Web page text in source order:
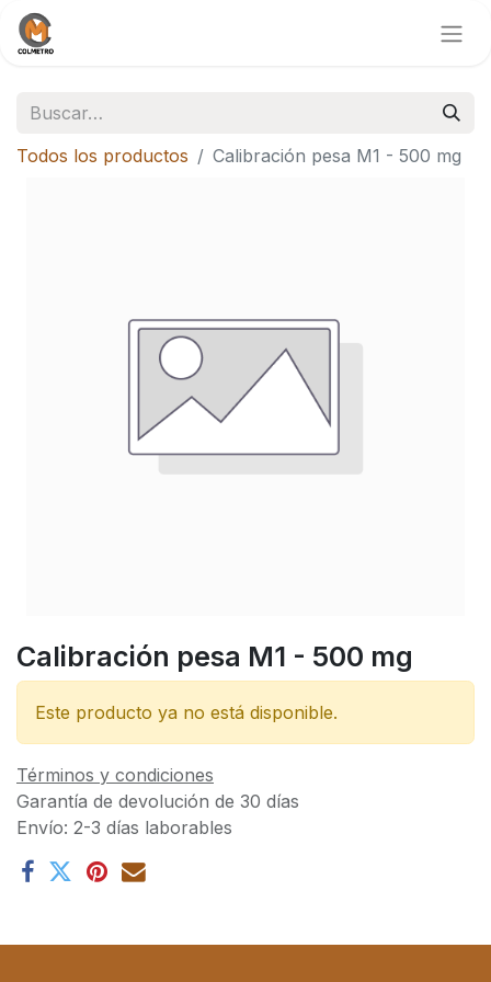
Todos los productos Calibración pesa M1 - 500 mg
Calibración pesa M1 - 500 mg
Este producto ya no está disponible.
Términos y condiciones
Garantía de devolución de 30 días
Envío: 2-3 días laborables